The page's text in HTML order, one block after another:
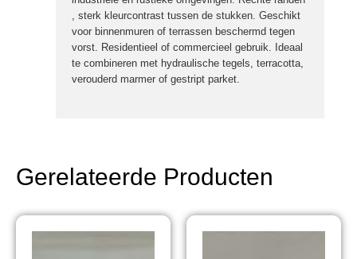
, sterk kleurcontrast tussen de stukken. Geschikt
voor binnenmuren of terrassen beschermd tegen
vorst. Residentieel of commercieel gebruik. Ideaal
te combineren met hydraulische tegels, terracotta,
verouderd marmer of gestript parket.
Gerelateerde Producten